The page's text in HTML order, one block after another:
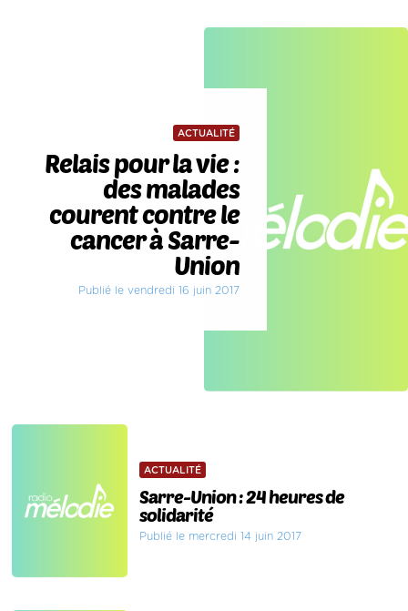
ACTUALITÉ
Relais pour la vie :
des malades
courent contre le
cancer à Sarre-
Union
Publié le vendredi 16 juin 2017
ACTUALITÉ
Sarre-Union : 24 heures de
solidarité
Publié le mercredi 14 juin 2017